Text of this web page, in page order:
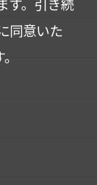
同意いた